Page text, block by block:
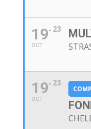
19
OCT
23
19
OCT
23